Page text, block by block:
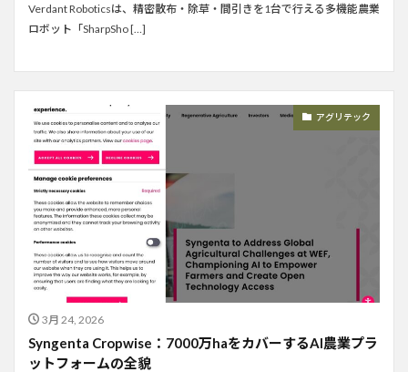
Verdant Roboticsは、精密散布・除草・間引きを1台で行える多機能農業
ロボット「SharpSho […]
アグリテック
3月 24, 2026
Syngenta Cropwise：7000万haをカバーするAI農業プラ
ットフォームの全貌